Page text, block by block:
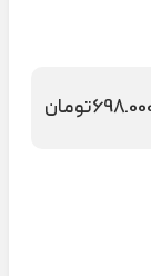
تومان